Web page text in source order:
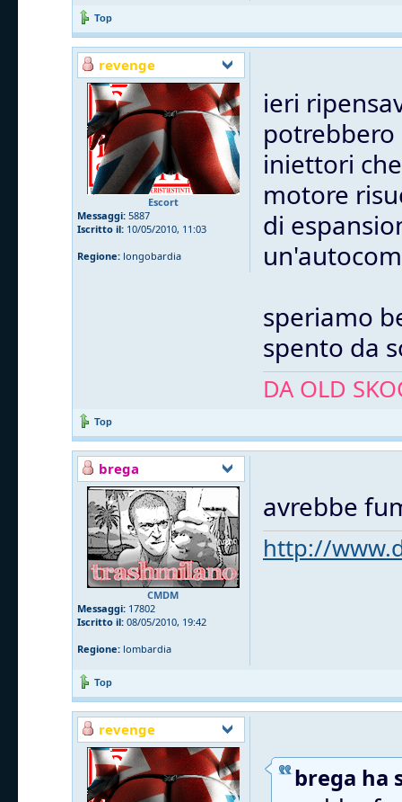
Top
revenge
Escort
Messaggi: 5887
Iscritto il: 10/05/2010, 11:03
Regione: longobardia
ieri
potrebbero
iniettori
motore
di
speriamo
spento da
DA OLD
Top
brega
CMDM
Messaggi: 17802
Iscritto il: 08/05/2010, 19:42
Regione: lombardia
avrebbe
http://
Top
revenge
brega ha